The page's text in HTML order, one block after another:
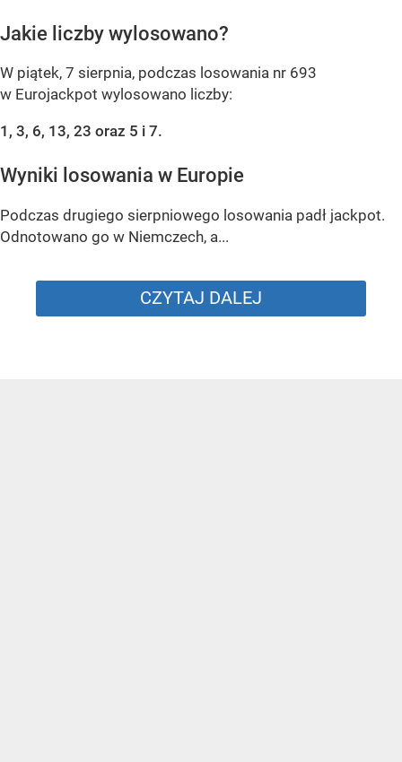
Jakie liczby wylosowano?
W piątek, 7 sierpnia, podczas losowania nr 693
w Eurojackpot wylosowano liczby:
1, 3, 6, 13, 23 oraz 5 i 7.
Wyniki losowania w Europie
Podczas drugiego sierpniowego losowania padł jackpot.
Odnotowano go w Niemczech, a...
CZYTAJ DALEJ